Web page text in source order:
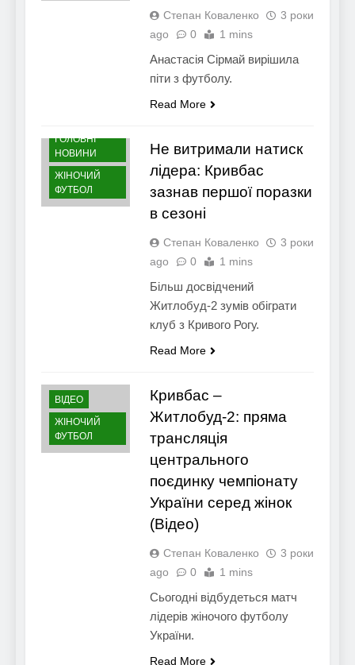
Степан Коваленко
3 роки
ago
0 1 mins
Анастасія Сірмай вирішила
піти з футболу.
Read More
ГОЛОВНІ
НОВИНИ
ЖІНОЧИЙ
ФУТБОЛ
Не витримали натиск
лідера: Кривбас
зазнав першої поразки
в сезоні
Степан Коваленко
3 роки
ago
0 1 mins
Більш досвідчений
Житлобуд-2 зумів обіграти
клуб з Кривого Рогу.
Read More
ВІДЕО
ЖІНОЧИЙ
ФУТБОЛ
Кривбас –
Житлобуд-2: пряма
трансляція
центрального
поєдинку чемпіонату
України серед жінок
(Відео)
Степан Коваленко
3 роки
ago
0 1 mins
Сьогодні відбудеться матч
лідерів жіночого футболу
України.
Read More